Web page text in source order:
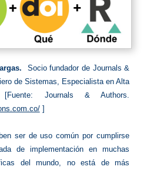
Socio fundador de Journals &
de Sistemas, Especialista en Alta
Journals & Authors.
]
ser de uso común por cumplirse
de implementación en muchas
del mundo, no está de más